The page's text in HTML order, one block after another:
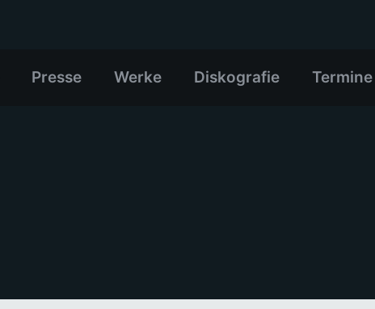
Presse Werke Diskografie Termine